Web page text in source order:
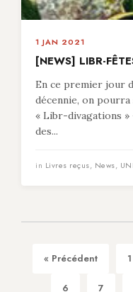
1 JAN 2021
[NEWS] LIBR-
En ce premier jour
décennie, on
« Libr-divagations »
des...
in Livres reçus, News,
« Précédent 1
6 7